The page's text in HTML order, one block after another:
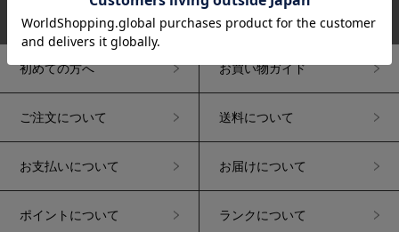
サイトマップ
初めての方へ お買い物ガイド
ご注文について 送料について
お支払いについて お届けについて
ポイントについて ランクについて